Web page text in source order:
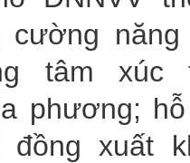
cường
tâm xúc
phương;
xuất